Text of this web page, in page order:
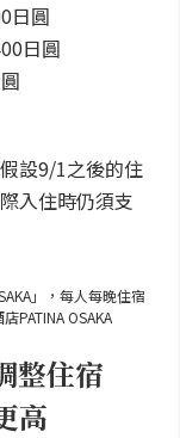
日圓
日圓
設9/1之後的住
入住時仍須支
」，每人每晚住宿
PATINA OSAKA
整住宿
高